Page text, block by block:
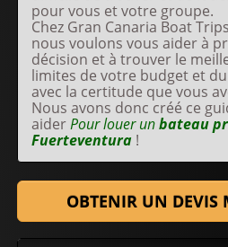
pour vous et votre groupe.
Chez Gran Canaria Boat
nous voulons vous aider à
décision et à trouver le
limites de votre budget et
avec la certitude que vous
Nous avons donc créé ce
aiderPour louer unbateau
Fuerteventura !
OBTENIR UN DEVIS